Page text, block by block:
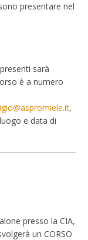
presentare nel
sarà
è a numero
,
e data di
presso la CIA,
un CORSO